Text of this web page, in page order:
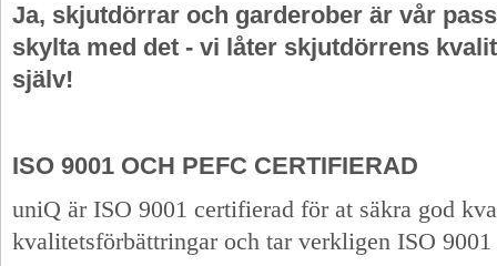
Ja, skjutdörrar och garderober är vår
skylta med det - vi låter skjutdörrens
själv!
ISO 9001 OCH PEFC CERTIFIERAD
uniQ är ISO 9001 certifierad för at säkra god
kvalitetsförbättringar och tar verkligen ISO